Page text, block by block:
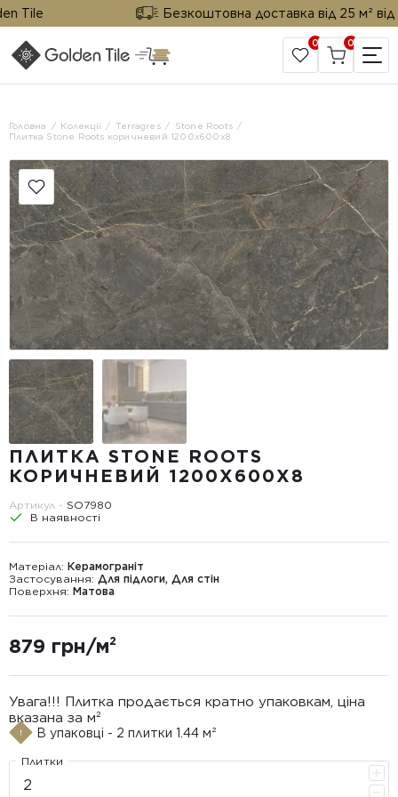
Tile Безкоштовна доставка від 25 м² від
САЙТ КОМПАНІЇ
0 0
Головна Колекції Terragres
Stone Roots
Плитка Stone Roots коричневий 1200х600х8
ПЛИТКА STONE ROOTS
КОРИЧНЕВИЙ 1200Х600Х8
Артикул - SO7980
В наявності
Матеріал: Керамограніт
Застосування: Для підлоги, Для стін
Поверхня: Матова
879 грн/м²
Увага!!! Плитка продається кратно упаковкам, ціна
вказана за м²
В упаковці - 2 плитки 1.44 м²
Плитки